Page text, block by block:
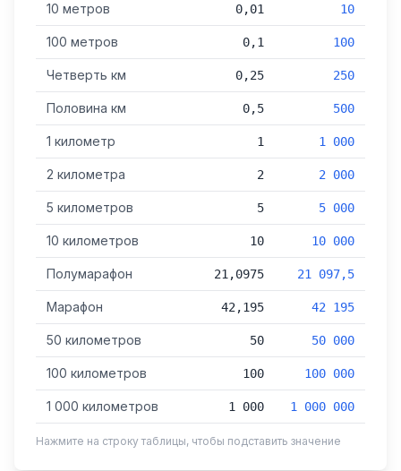
10 метров 0,01 10
100 метров 0,1 100
Четверть км 0,25 250
Половина км 0,5 500
1 километр 1 1 000
2 километра 2 2 000
5 километров 5 5 000
10 километров 10 10 000
Полумарафон 21,0975 21 097,5
Марафон 42,195 42 195
50 километров 50 50 000
100 километров 100 100 000
1 000 километров 1 000 1 000 000
Нажмите на строку таблицы, чтобы подставить значение